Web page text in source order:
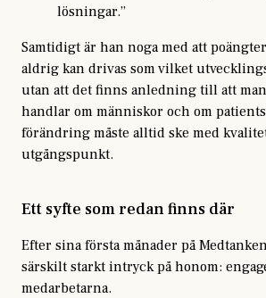
lösningar.”
Samtidigt är han noga med att
aldrig kan drivas som vilket
utan att det finns anledning till att
handlar om människor och om
förändring måste alltid ske med
utgångspunkt.
Ett syfte som redan finns där
Efter sina första månader på
särskilt starkt intryck på honom:
medarbetarna.